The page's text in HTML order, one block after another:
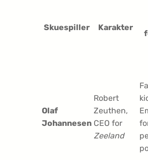
Skuespiller Karakter
Olaf
Johannesen
Robert
Zeuthen,
CEO for
Zeeland